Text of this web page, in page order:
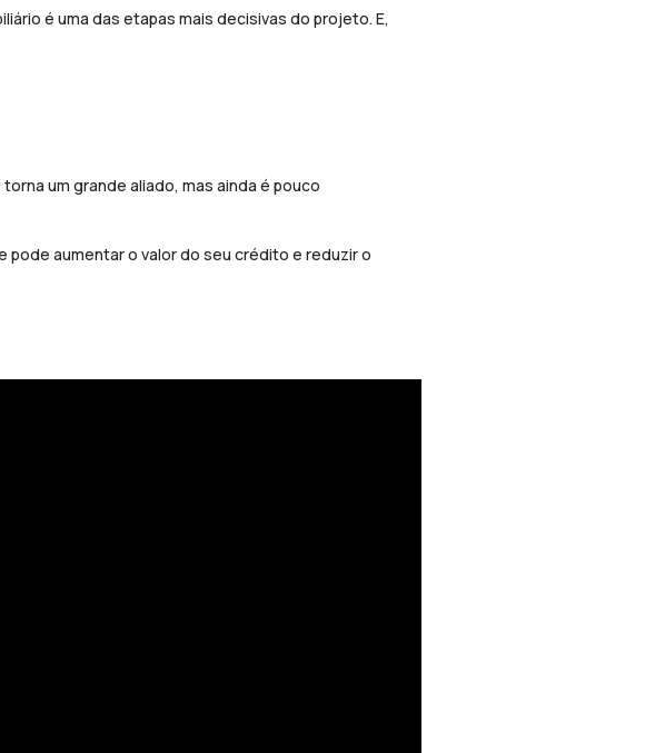
é uma das etapas mais decisivas do projeto. E,
um grande aliado, mas ainda é pouco
pode aumentar o valor do seu crédito e reduzir o